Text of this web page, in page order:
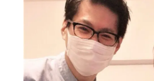
Warning: Undefined
/home/xs834068/nadeshikoseitai-delight.com/public_html/wp-content/themes/nadeshikoseitai-delight/category.php
" alt="">